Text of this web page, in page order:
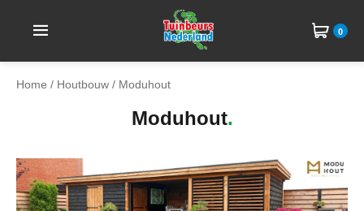
0
Home / Houtbouw / Moduhout
Moduhout